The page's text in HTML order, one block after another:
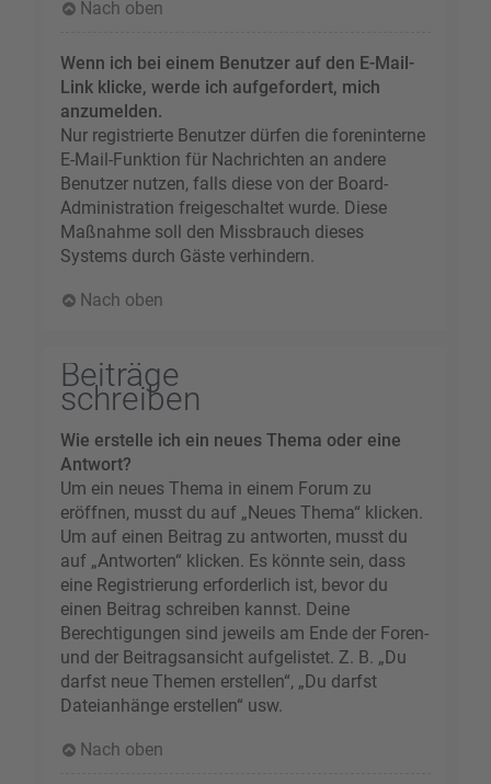
Nach oben
Wenn ich bei einem Benutzer auf den E-Mail-
Link klicke, werde ich aufgefordert, mich
anzumelden.
Nur registrierte Benutzer dürfen die foreninterne
E-Mail-Funktion für Nachrichten an andere
Benutzer nutzen, falls diese von der Board-
Administration freigeschaltet wurde. Diese
Maßnahme soll den Missbrauch dieses
Systems durch Gäste verhindern.
Nach oben
Beiträge
schreiben
Wie erstelle ich ein neues Thema oder eine
Antwort?
Um ein neues Thema in einem Forum zu
eröffnen, musst du auf „Neues Thema“ klicken.
Um auf einen Beitrag zu antworten, musst du
auf „Antworten“ klicken. Es könnte sein, dass
eine Registrierung erforderlich ist, bevor du
einen Beitrag schreiben kannst. Deine
Berechtigungen sind jeweils am Ende der Foren-
und der Beitragsansicht aufgelistet. Z. B. „Du
darfst neue Themen erstellen“, „Du darfst
Dateianhänge erstellen“ usw.
Nach oben